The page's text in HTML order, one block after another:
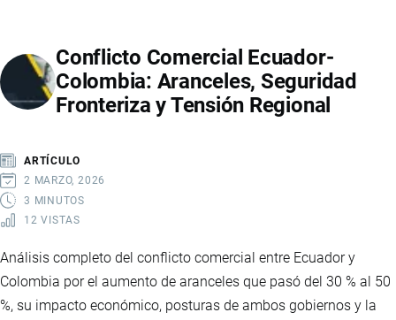
ACUERDO
COMERCIAL
CON
Conflicto Comercial Ecuador-
Colombia: Aranceles, Seguridad
Fronteriza y Tensión Regional
ARTÍCULO
2 MARZO, 2026
3 MINUTOS
12 VISTAS
Análisis completo del conflicto comercial entre Ecuador y
Colombia por el aumento de aranceles que pasó del 30 % al 50
%, su impacto económico, posturas de ambos gobiernos y la